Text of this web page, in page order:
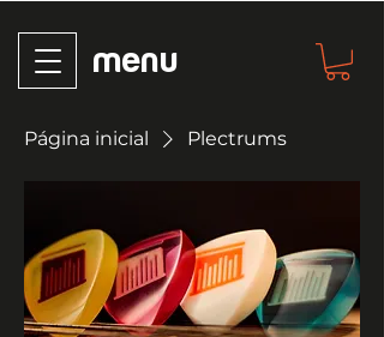
menu
Página inicial Plectrums